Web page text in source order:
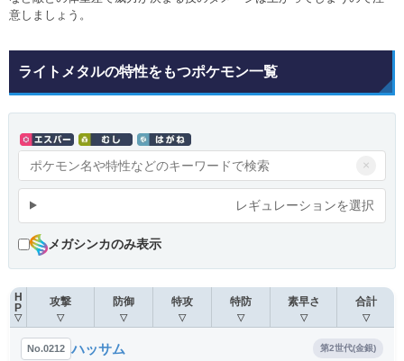
意しましょう。
ライトメタルの特性をもつポケモン一覧
×
レギュレーションを選択
メガシンカのみ表示
H
P
▽
攻撃
▽
防御
▽
特攻
▽
特防
▽
素早さ
▽
合計
▽
No.0212 ハッサム 第2世代(金銀)